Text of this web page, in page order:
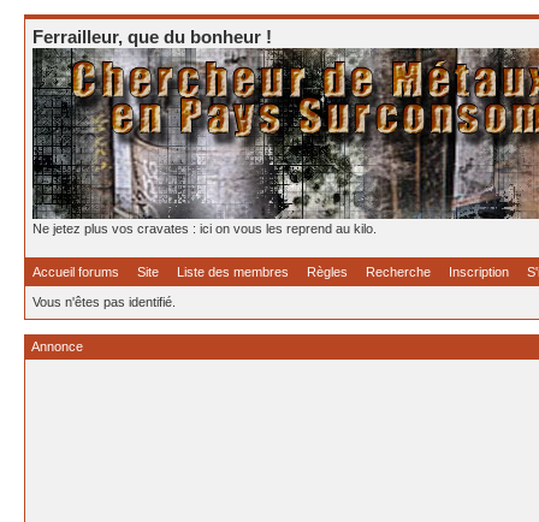
Ferrailleur, que du bonheur !
Ne jetez plus vos cravates : ici on vous les reprend au kilo.
Accueil forums Site Liste des membres Règles Recherche Inscription
Vous n'êtes pas identifié.
Annonce